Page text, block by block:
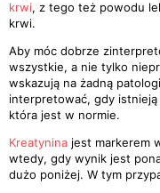
krwi, z tego też powodu
krwi.
Aby móc dobrze
wszystkie, a nie tylko
wskazują na żadną
interpretować, gdy istnieją
która jest w normie.
Kreatynina jest markerem
wtedy, gdy wynik jest
dużo poniżej. W tym